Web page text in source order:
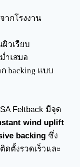
ากโรงงาน
วเรียบ
ำเสมอ
backing แบบ
Feltback มีจุด
wind uplift
backing ซึ่ง
ดตั้งรวดเร็วและ